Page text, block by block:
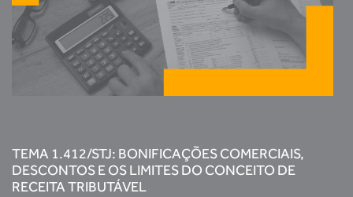
TEMA 1.412/STJ: BONIFICAÇÕES COMERCIAIS,
DESCONTOS E OS LIMITES DO CONCEITO DE
RECEITA TRIBUTÁVEL